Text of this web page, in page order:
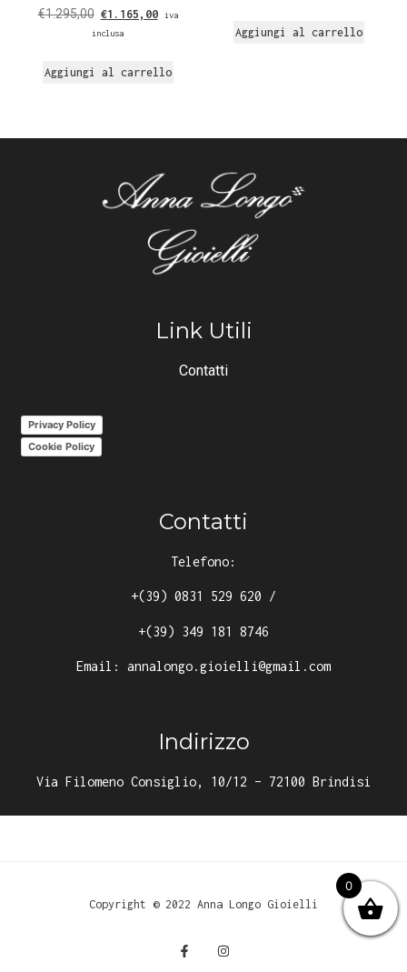
€1.295,00 €1.165,00
iva
inclusa
Aggiungi al carrello
Aggiungi al carrello
Link Utili
Contatti
Privacy Policy
Cookie Policy
Contatti
Telefono:
+(39) 0831 529 620 /
+(39) 349 181 8746
Email: annalongo.gioielli@gmail.com
Indirizzo
Via Filomeno Consiglio, 10/12 – 72100 Brindisi
Copyright © 2022 Anna Longo Gioielli
0